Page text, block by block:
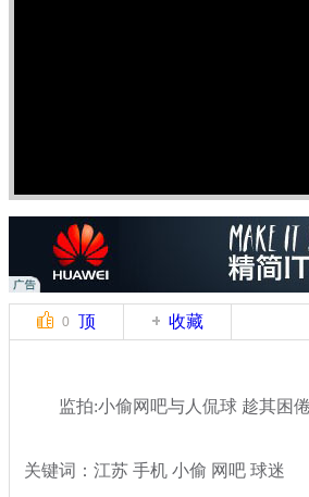
0 顶 收藏
监拍:小偷网吧与人侃球 趁其困
关键词：江苏 手机 小偷 网吧 球迷